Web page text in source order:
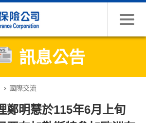
訊息公告
國際交流
鄭明慧於115年6月上旬